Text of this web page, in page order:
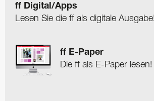
ff Digital/Apps
Lesen Sie die ff als digitale Ausgabe!
ff E-Paper
Die ff als E-Paper lesen!